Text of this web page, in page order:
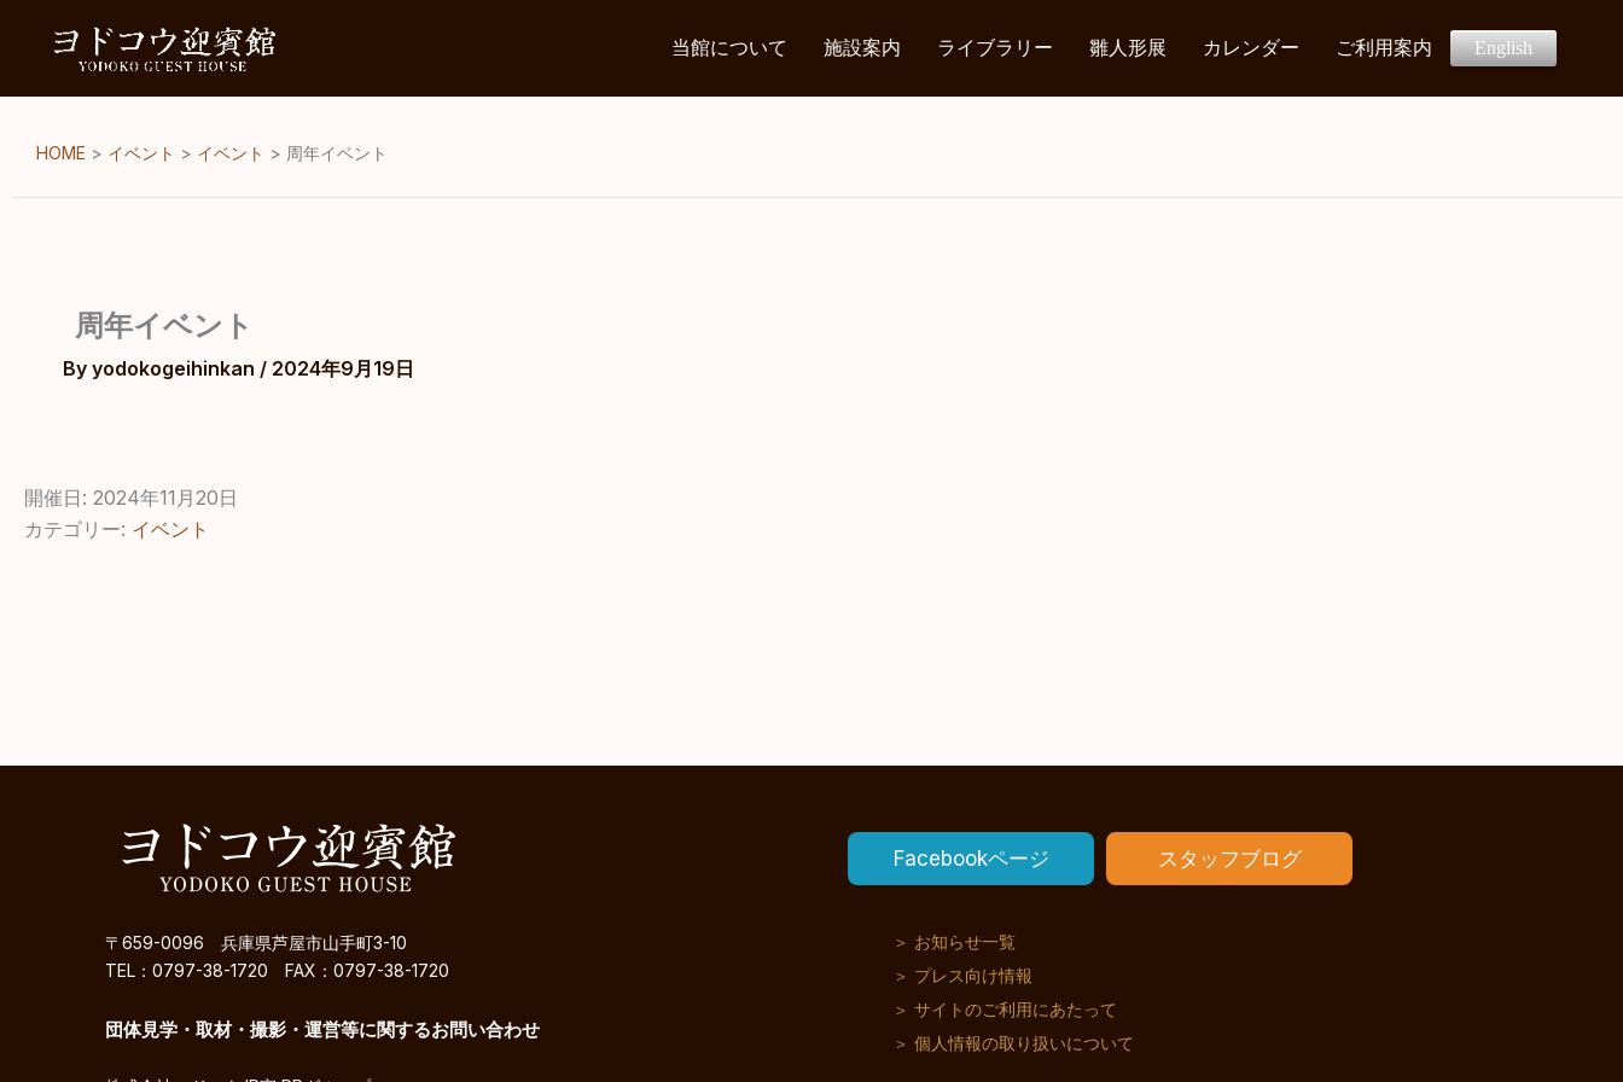
プ
当館について 施設案内 ライブラリー 雛人形展 カレンダー ご利用案内 English
HOME > イベント > イベント > 周年イベント
周年イベント
By yodokogeihinkan / 2024年9月19日
開催日: 2024年11月20日
カテゴリー: イベント
〒659-0096 兵庫県芦屋市山手町3-10
TEL：0797-38-1720 FAX：0797-38-1720
団体見学・取材・撮影・運営等に関するお問い合わせ
Facebookページ スタッフブログ
＞ お知らせ一覧
＞ プレス向け情報
＞ サイトのご利用にあたって
＞ 個人情報の取り扱いについて